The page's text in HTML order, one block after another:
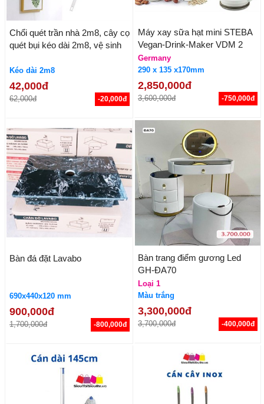
Chổi quét trần nhà 2m8, cây cọ
quét bụi kéo dài 2m8, vệ sinh
chổi dài lau chùi quạt trần
Kéo dài 2m8
42,000đ
62,000đ -20,000đ
Máy xay sữa hạt mini STEBA
Vegan-Drink-Maker VDM 2
Germany
290 x 135 x170mm
2,850,000đ
3,600,000đ -750,000đ
Bàn đá đặt Lavabo
690x440x120 mm
900,000đ
1,700,000đ -800,000đ
Bàn trang điểm gương Led
GH-ĐA70
Loại 1
Màu trắng
3,300,000đ
3,700,000đ -400,000đ